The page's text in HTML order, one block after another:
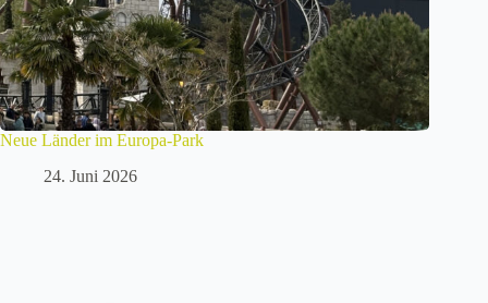
Neue Länder im Europa-Park
24. Juni 2026